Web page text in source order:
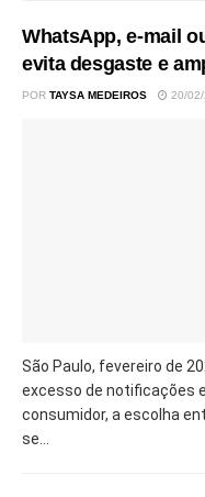
WhatsApp, e-mail
evita desgaste e
POR TAYSA MEDEIROS 20/
São Paulo, fevereiro de
excesso de notificações
consumidor, a escolha
se...